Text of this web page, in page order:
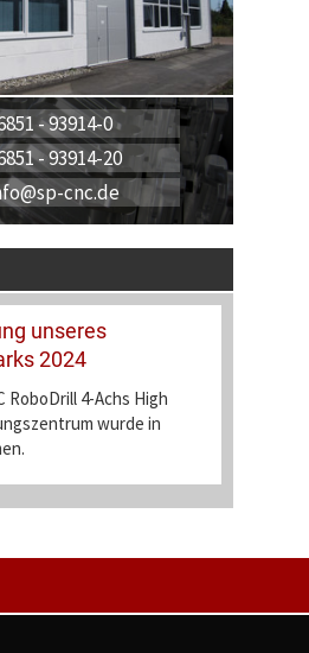
- 93914-0
- 93914-20
cnc.de
unseres
2024
RoboDrill 4-Achs High
wurde in